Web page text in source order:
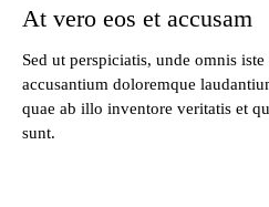
At vero eos et accusam
Sed ut perspiciatis, unde omnis
accusantium doloremque
quae ab illo inventore veritatis et
sunt.